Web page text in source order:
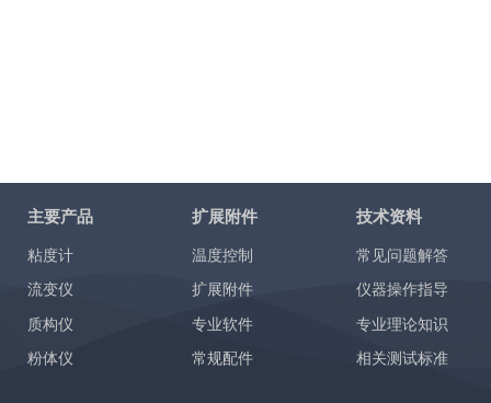
常见问题解答
仪器操作指导
专业理论知识
相关测试标准
主要产品 技术资料
扩展附件
粘度计
流变仪
质构仪
粉体仪
温度控制
扩展附件
专业软件
常规配件